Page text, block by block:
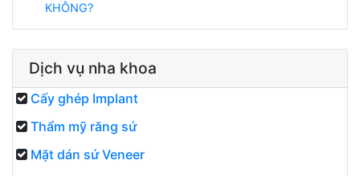
KHÔNG?
Dịch vụ nha khoa
Cấy ghép Implant
Thẩm mỹ răng sứ
Mặt dán sứ Veneer